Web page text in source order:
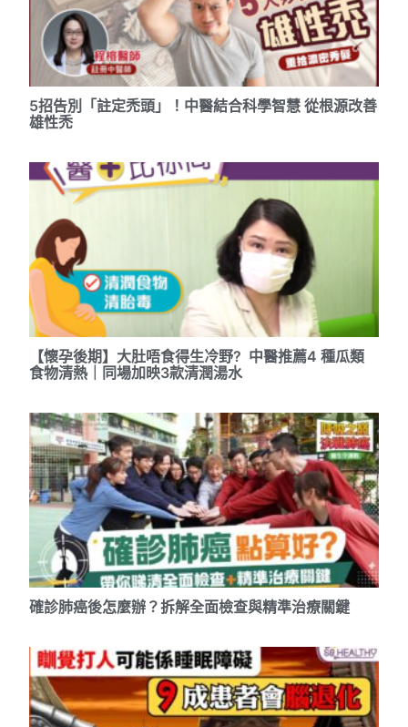
5招告別「註定禿頭」！中醫結合科學智慧 從根源改善
雄性禿
【懷孕後期】大肚唔食得生冷野? 中醫推薦4 種瓜類
食物清熱｜同場加映3款清潤湯水
確診肺癌後怎麼辦？拆解全面檢查與精準治療關鍵